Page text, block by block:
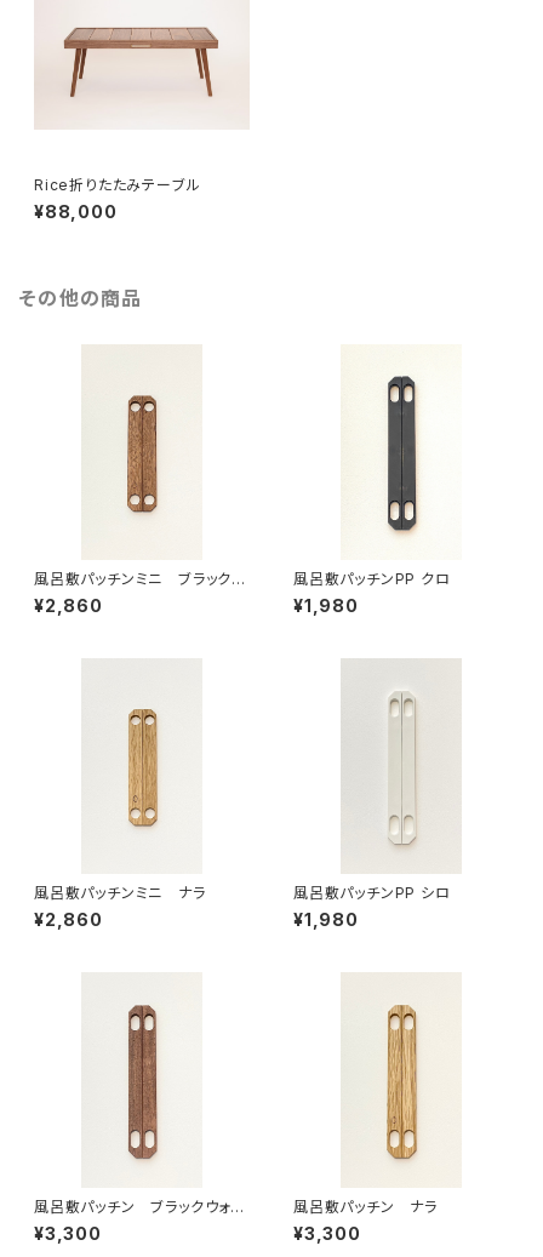
Rice折りたたみテーブル
¥88,000
その他の商品
風呂敷パッチンミニ ブラックウ
ォールナット
¥2,860
風呂敷パッチンPP クロ
¥1,980
風呂敷パッチンミニ ナラ
¥2,860
風呂敷パッチンPP シロ
¥1,980
風呂敷パッチン ブラックウォー
ルナット
¥3,300
風呂敷パッチン ナラ
¥3,300